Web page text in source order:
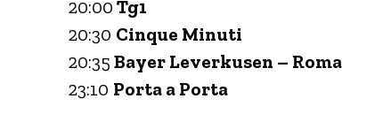
20:00 Tg1
20:30 Cinque Minuti
20:35 Bayer Leverkusen – Roma
23:10 Porta a Porta